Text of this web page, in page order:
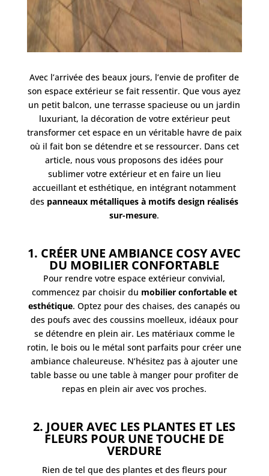
Avec l’arrivée des beaux jours, l’envie de profiter de
son espace extérieur se fait ressentir. Que vous ayez
un petit balcon, une terrasse spacieuse ou un jardin
luxuriant, la décoration de votre extérieur peut
transformer cet espace en un véritable havre de paix
où il fait bon se détendre et se ressourcer. Dans cet
article, nous vous proposons des idées pour
sublimer votre extérieur et en faire un lieu
accueillant et esthétique, en intégrant notamment
des panneaux métalliques à motifs design réalisés
sur-mesure.
1. CRÉER UNE AMBIANCE COSY AVEC
DU MOBILIER CONFORTABLE
Pour rendre votre espace extérieur convivial,
commencez par choisir du mobilier confortable et
esthétique. Optez pour des chaises, des canapés ou
des poufs avec des coussins moelleux, idéaux pour
se détendre en plein air. Les matériaux comme le
rotin, le bois ou le métal sont parfaits pour créer une
ambiance chaleureuse. N’hésitez pas à ajouter une
table basse ou une table à manger pour profiter de
repas en plein air avec vos proches.
2. JOUER AVEC LES PLANTES ET LES
FLEURS POUR UNE TOUCHE DE
VERDURE
Rien de tel que des plantes et des fleurs pour